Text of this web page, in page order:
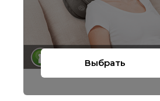
Выбрать